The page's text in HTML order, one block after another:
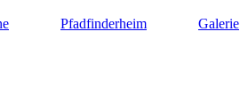
Pfadfinderheim Galerie